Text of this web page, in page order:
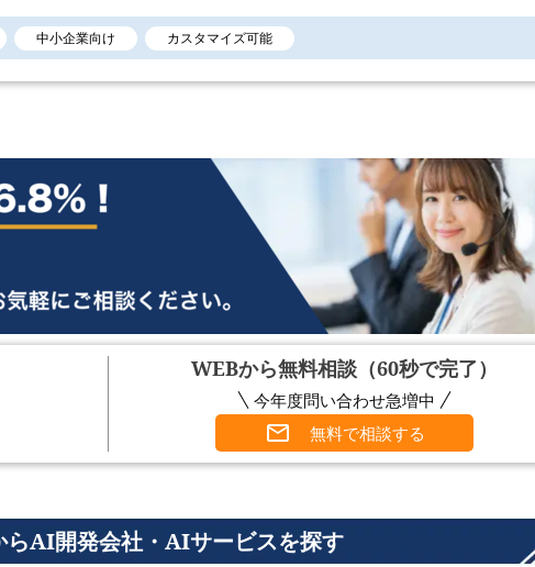
中小企業向け カスタマイズ可能
WEBから無料相談（60秒で完了）
今年度問い合わせ急増中
無料で相談する
AI開発会社・AIサービスを探す